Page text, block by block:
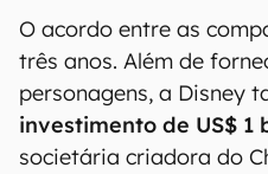
O acordo entre as
três anos. Além de
personagens, a Disney
investimento de US$ 1
societária criadora do